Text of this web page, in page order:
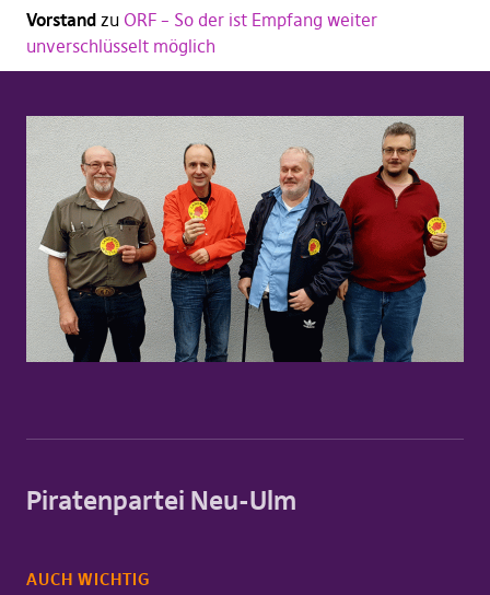
Vorstandzu ORF – So der ist Empfang weiter
unverschlüsselt möglich
Piratenpartei Neu-Ulm
AUCH WICHTIG